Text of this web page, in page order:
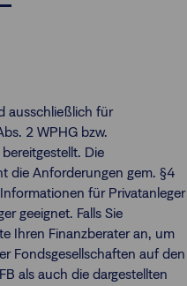
ausschließlich für
2 WPHG bzw.
Die
die Anforderungen gem. §4
für Privatanleger
geeignet. Falls Sie
Ihren Finanzberater an, um
Fondsgesellschaften auf den
als auch die dargestellten